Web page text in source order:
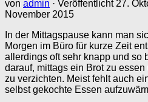
von admin · Veröffentlicht 27.
November 2015
In der Mittagspause kann man
Morgen im Büro für kurze Zeit
allerdings oft sehr knapp und so
darauf, mittags ein Brot zu
zu verzichten. Meist fehlt auch
selbst gekochte Essen